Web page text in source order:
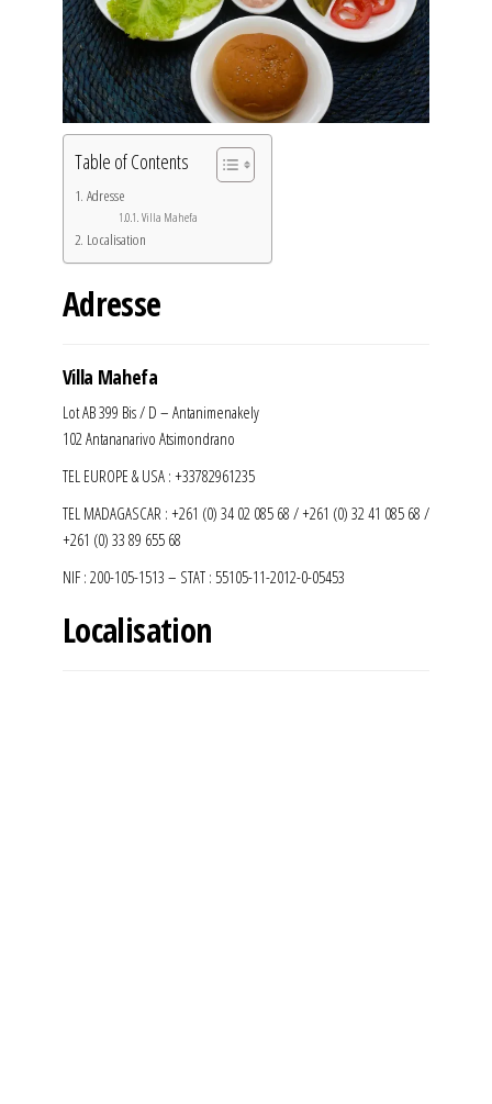
Table of Contents
Adresse
Villa Mahefa
Localisation
Adresse
Villa Mahefa
Lot AB 399 Bis / D – Antanimenakely
102 Antananarivo Atsimondrano
TEL EUROPE & USA : +33782961235
TEL MADAGASCAR : +261 (0) 34 02 085 68 / +261 (0) 32 41 085 68 /
+261 (0) 33 89 655 68
NIF : 200-105-1513 – STAT : 55105-11-2012-0-05453
Localisation